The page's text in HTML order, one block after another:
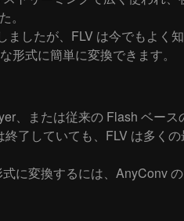
。
ましたが、FLV は今でもよく
形式に簡単に変換できます。
、または従来の Flash ベース
了していても、FLV は多く
に変換するには、AnyConv